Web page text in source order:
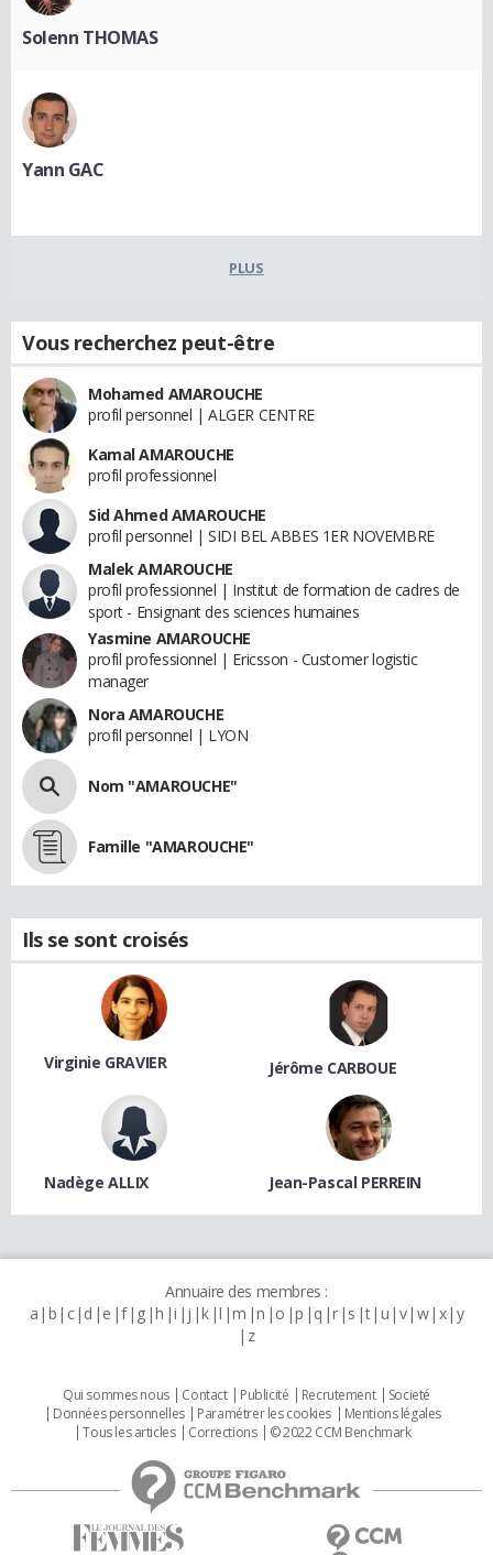
Solenn THOMAS
Yann GAC
PLUS
Vous recherchez peut-être
Mohamed AMAROUCHE
profil personnel | ALGER CENTRE
Kamal AMAROUCHE
profil professionnel
Sid Ahmed AMAROUCHE
profil personnel | SIDI BEL ABBES 1ER NOVEMBRE
Malek AMAROUCHE
profil professionnel | Institut de formation de cadres de
sport - Ensignant des sciences humaines
Yasmine AMAROUCHE
profil professionnel | Ericsson - Customer logistic
manager
Nora AMAROUCHE
profil personnel | LYON
Nom "AMAROUCHE"
Famille "AMAROUCHE"
Ils se sont croisés
Virginie GRAVIER Jérôme CARBOUE
Nadège ALLIX Jean-Pascal PERREIN
Annuaire des membres :
a b c d e f g h i j k l m n o p q r s t u v w x y
z
Qui sommes nous Contact Publicité Recrutement
Societé
Données personnelles
Paramétrer les cookies
Mentions légales
Tous les articles
Corrections © 2022 CCM Benchmark